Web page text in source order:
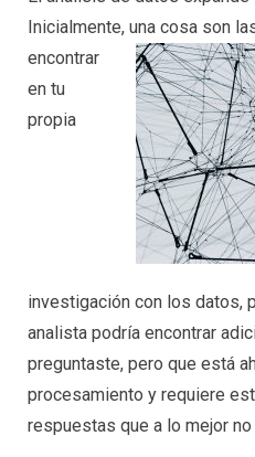
Inicialmente, una cosa son
encontrar
en tu
propia
investigación con los datos,
analista podría encontrar
preguntaste, pero que está
procesamiento y requiere
respuestas que a lo mejor